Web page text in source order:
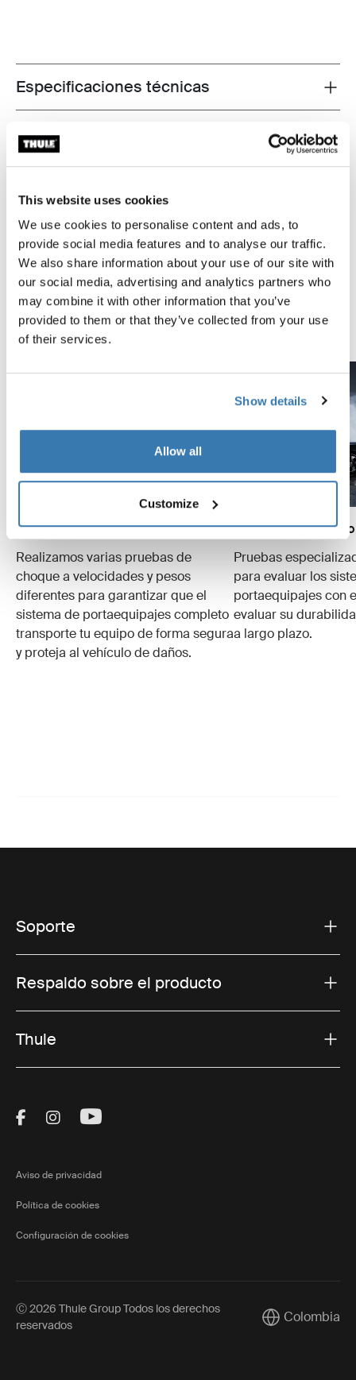
This website uses cookies
We use cookies to personalise content and ads, to
provide social media features and to analyse our traffic.
We also share information about your use of our site with
our social media, advertising and analytics partners who
may combine it with other information that you’ve
provided to them or that they’ve collected from your use
of their services.
Show details
Allow all
Customize
Toggle techspec
Especificaciones técnicas
Probados al límite
Suecia, los productos son sometidos a pruebas
extremas. Nuestros sistemas de portaequipajes están
diseñados para cargar tus equipos y ser instalados de
la forma más segura y firme posible. A continuación, te
contamos algunas de las tantas pruebas que
realizamos.
Explora el Thule Test Center
Pruebas de choque
Realizamos varias pruebas de
choque a velocidades y pesos
diferentes para garantizar que el
sistema de portaequipajes completo
transporte tu equipo de forma segura
y proteja al vehículo de daños.
Simulaciones de
Pruebas
para evaluar los
portaequipajes con
evaluar su
a largo plazo.
Soporte
Respaldo sobre el producto
Thule
Visit Thule on Facebook (external link)
Visit Thule on Instagram (external link)
Visit Thule on Youtube (external
Aviso de privacidad
Política de cookies
Configuración de cookies
Ⓒ 2026 Thule Group Todos los derechos
reservados
CurrentColombia